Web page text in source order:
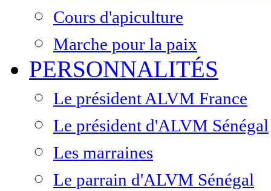
Cours d'apiculture
Marche pour la paix
PERSONNALITÉS
Le président ALVM France
Le président d'ALVM Sénégal
Les marraines
Le parrain d'ALVM Sénégal